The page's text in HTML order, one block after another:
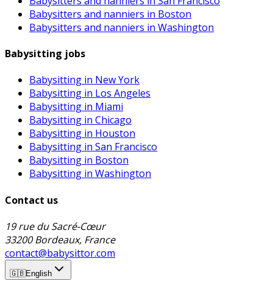
Babysitters and nanniers in Boston
Babysitters and nanniers in Washington
Babysitting jobs
Babysitting in New York
Babysitting in Los Angeles
Babysitting in Miami
Babysitting in Chicago
Babysitting in Houston
Babysitting in San Francisco
Babysitting in Boston
Babysitting in Washington
Contact us
19 rue du Sacré-Cœur
33200 Bordeaux, France
contact@babysittor.com
🇬🇧English